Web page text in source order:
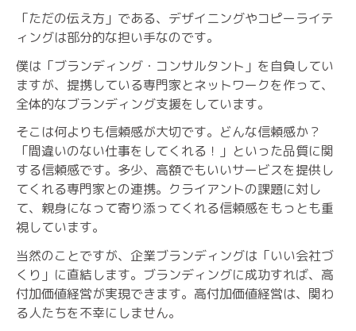
「ただの伝え方」である、デザイニングやコピーライテ
ィングは部分的な担い手なのです。
僕は「ブランディング・コンサルタント」を自負してい
ますが、提携している専門家とネットワークを作って、
全体的なブランディング支援をしています。
そこは何よりも信頼感が大切です。どんな信頼感か？
「間違いのない仕事をしてくれる！」といった品質に関
する信頼感です。多少、高額でもいいサービスを提供し
てくれる専門家との連携。クライアントの課題に対し
て、親身になって寄り添ってくれる信頼感をもっとも重
視しています。
当然のことですが、企業ブランディングは「いい会社づ
くり」に直結します。ブランディングに成功すれば、高
付加価値経営が実現できます。高付加価値経営は、関わ
る人たちを不幸にしません。